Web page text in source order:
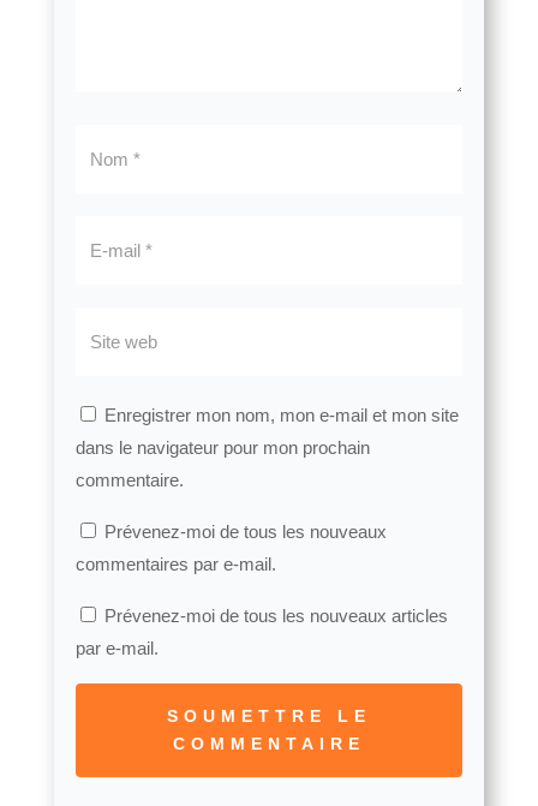
Enregistrer mon nom, mon e-mail et mon site
dans le navigateur pour mon prochain
commentaire.
Prévenez-moi de tous les nouveaux
commentaires par e-mail.
Prévenez-moi de tous les nouveaux articles
par e-mail.
SOUMETTRE LE
COMMENTAIRE